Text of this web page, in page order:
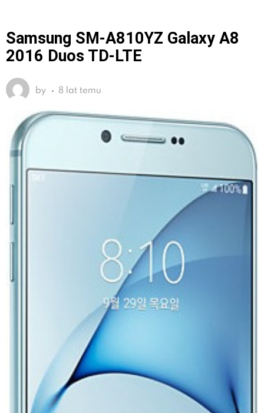
Samsung SM-A810YZ Galaxy A8
2016 Duos TD-LTE
by 8 lat temu